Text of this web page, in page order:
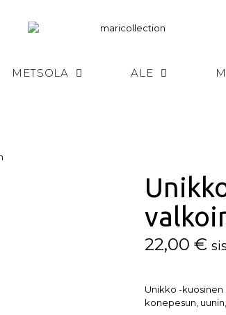
METSOLA ALE
22,00€
Unikko -
konepesun,